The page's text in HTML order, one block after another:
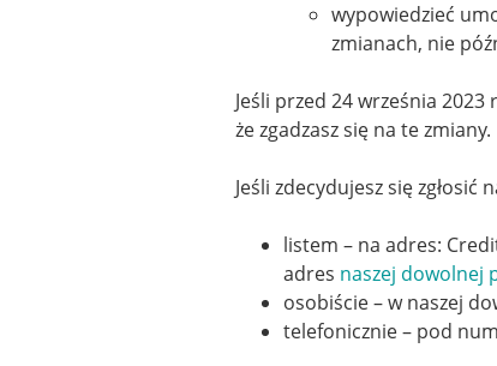
wypowiedzieć
zmianach, nie
Jeśli przed 24 września
że zgadzasz się na te zmiany.
Jeśli zdecydujesz się
listem – na adres:
adres naszej dowolnej
osobiście – w naszej
telefonicznie – pod